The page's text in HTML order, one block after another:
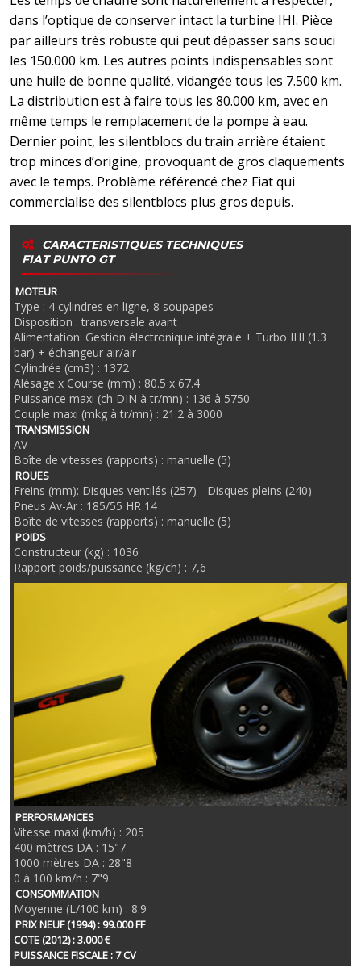
dans l’optique de conserver intact la turbine IHI. Pièce
par ailleurs très robuste qui peut dépasser sans souci
les 150.000 km. Les autres points indispensables sont
une huile de bonne qualité, vidangée tous les 7.500 km.
La distribution est à faire tous les 80.000 km, avec en
même temps le remplacement de la pompe à eau.
Dernier point, les silentblocs du train arrière étaient
trop minces d’origine, provoquant de gros claquements
avec le temps. Problème référencé chez Fiat qui
commercialise des silentblocs plus gros depuis.
CARACTERISTIQUES TECHNIQUES
FIAT PUNTO GT
MOTEUR
Type : 4 cylindres en ligne, 8 soupapes
Disposition : transversale avant
Alimentation: Gestion électronique intégrale + Turbo IHI (1.3
bar) + échangeur air/air
Cylindrée (cm3) : 1372
Alésage x Course (mm) : 80.5 x 67.4
Puissance maxi (ch DIN à tr/mn) : 136 à 5750
Couple maxi (mkg à tr/mn) : 21.2 à 3000
TRANSMISSION
AV
Boîte de vitesses (rapports) : manuelle (5)
ROUES
Freins (mm): Disques ventilés (257) - Disques pleins (240)
Pneus Av-Ar : 185/55 HR 14
Boîte de vitesses (rapports) : manuelle (5)
POIDS
Constructeur (kg) : 1036
Rapport poids/puissance (kg/ch) : 7,6
PERFORMANCES
Vitesse maxi (km/h) : 205
400 mètres DA : 15"7
1000 mètres DA : 28"8
0 à 100 km/h : 7"9
CONSOMMATION
Moyenne (L/100 km) : 8.9
PRIX NEUF (1994) : 99.000 FF
COTE (2012) : 3.000 €
PUISSANCE FISCALE : 7 CV